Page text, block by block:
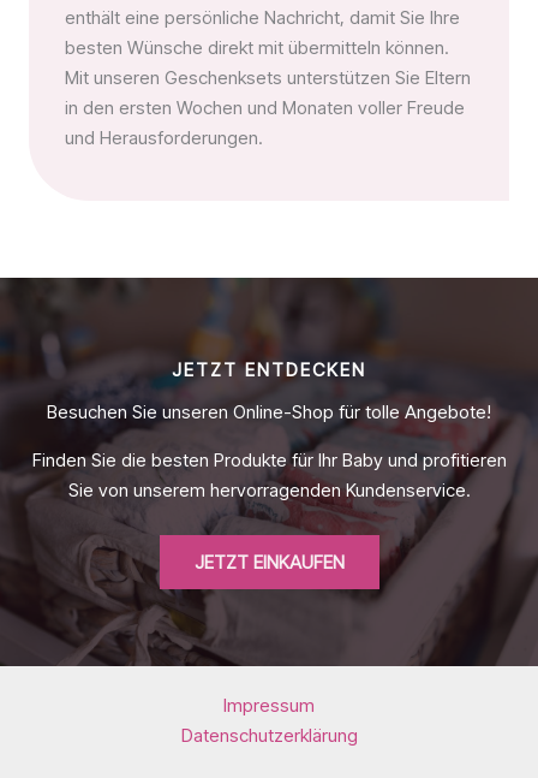
enthält eine persönliche Nachricht, damit Sie Ihre
besten Wünsche direkt mit übermitteln können.
Mit unseren Geschenksets unterstützen Sie Eltern
in den ersten Wochen und Monaten voller Freude
und Herausforderungen.
JETZT ENTDECKEN
Besuchen Sie unseren Online-Shop für tolle Angebote!
Finden Sie die besten Produkte für Ihr Baby und profitieren
Sie von unserem hervorragenden Kundenservice.
JETZT EINKAUFEN
Impressum
Datenschutzerklärung